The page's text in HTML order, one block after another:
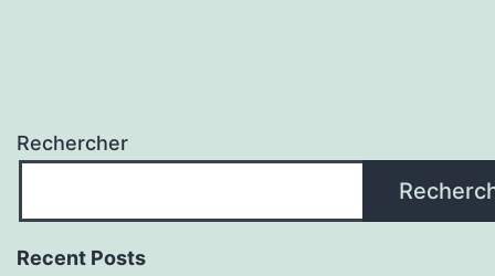
Rechercher
Recent Posts